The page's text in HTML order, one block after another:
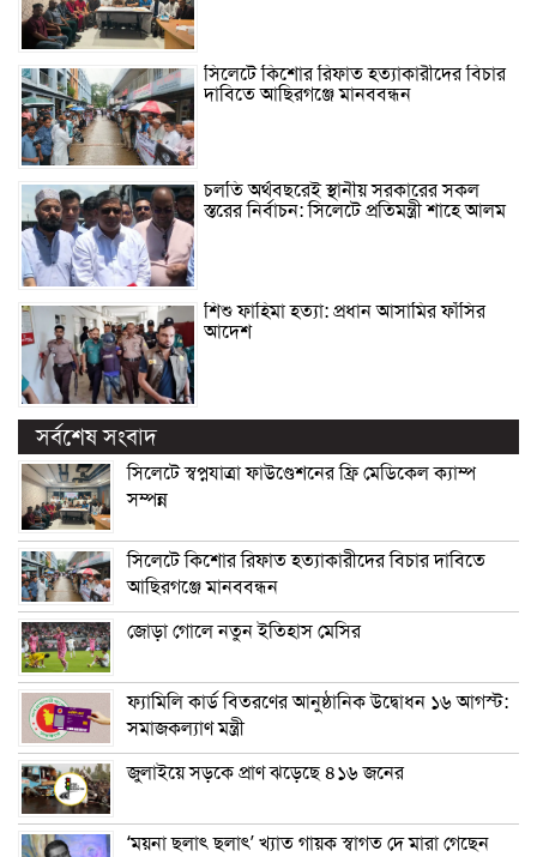
সিলেটে কিশোর রিফাত হত্যাকারীদের বিচার
দাবিতে আছিরগঞ্জে মানববন্ধন
চলতি অর্থবছরেই স্থানীয় সরকারের সকল
স্তরের নির্বাচন: সিলেটে প্রতিমন্ত্রী শাহে আলম
শিশু ফাহিমা হত্যা: প্রধান আসামির ফাঁসির
আদেশ
সর্বশেষ সংবাদ
সিলেটে স্বপ্নযাত্রা ফাউণ্ডেশনের ফ্রি মেডিকেল ক্যাম্প
সম্পন্ন
সিলেটে কিশোর রিফাত হত্যাকারীদের বিচার দাবিতে
আছিরগঞ্জে মানববন্ধন
জোড়া গোলে নতুন ইতিহাস মেসির
ফ্যামিলি কার্ড বিতরণের আনুষ্ঠানিক উদ্বোধন ১৬ আগস্ট:
সমাজকল্যাণ মন্ত্রী
জুলাইয়ে সড়কে প্রাণ ঝড়েছে ৪১৬ জনের
‘ময়না ছলাৎ ছলাৎ’ খ্যাত গায়ক স্বাগত দে মারা গেছেন